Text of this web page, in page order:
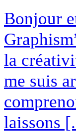
Bonjour
la
me suis
laissons